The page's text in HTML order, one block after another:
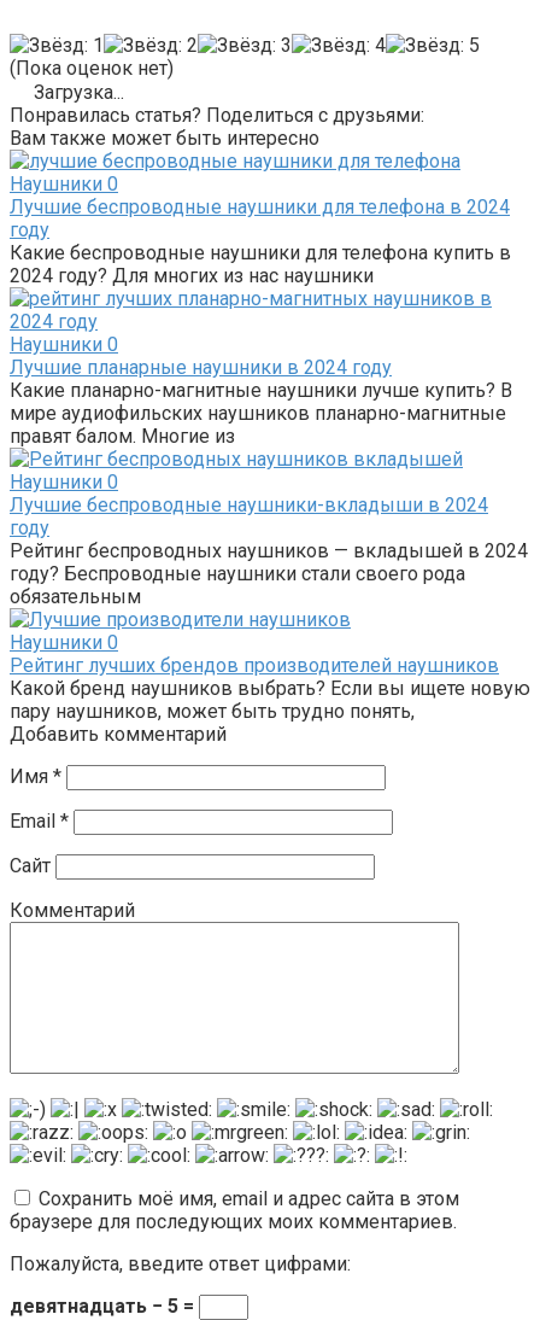
(Пока оценок нет)
Загрузка...
Понравилась статья? Поделиться с друзьями:
Вам также может быть интересно
Наушники 0
Лучшие беспроводные наушники для телефона в 2024
году
Какие беспроводные наушники для телефона купить в
2024 году? Для многих из нас наушники
Наушники 0
Лучшие планарные наушники в 2024 году
Какие планарно-магнитные наушники лучше купить? В
мире аудиофильских наушников планарно-магнитные
правят балом. Многие из
Наушники 0
Лучшие беспроводные наушники-вкладыши в 2024
году
Рейтинг беспроводных наушников — вкладышей в 2024
году? Беспроводные наушники стали своего рода
обязательным
Наушники 0
Рейтинг лучших брендов производителей наушников
Какой бренд наушников выбрать? Если вы ищете новую
пару наушников, может быть трудно понять,
Добавить комментарий
Имя *
Email *
Сайт
Комментарий
Сохранить моё имя, email и адрес сайта в этом
браузере для последующих моих комментариев.
Пожалуйста, введите ответ цифрами:
девятнадцать − 5 =